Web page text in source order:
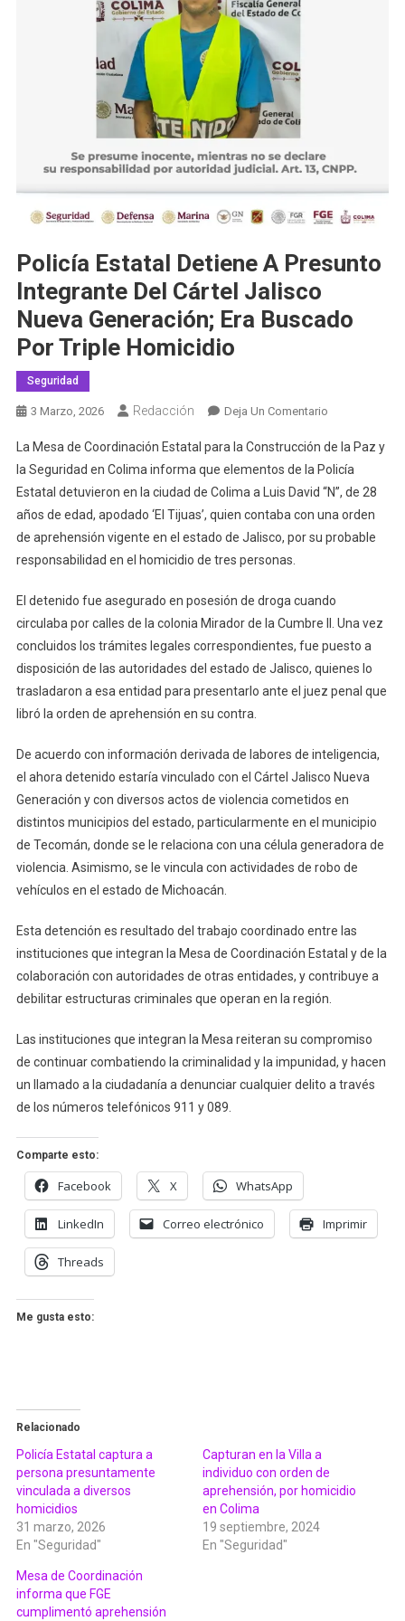
Policía Estatal Detiene A Presunto
Integrante Del Cártel Jalisco
Nueva Generación; Era Buscado
Por Triple Homicidio
Seguridad
3 Marzo, 2026 Redacción Deja Un ComentarioEn
Estatal
Detiene
A
Presunto
Integrante
Jalisco
Nueva
Generación;
Por
La Mesa de Coordinación Estatal para la Construcción de la Paz y
la Seguridad en Colima informa que elementos de la Policía
Estatal detuvieron en la ciudad de Colima a Luis David “N”, de 28
años de edad, apodado ‘El Tijuas’, quien contaba con una orden
de aprehensión vigente en el estado de Jalisco, por su probable
responsabilidad en el homicidio de tres personas.
El detenido fue asegurado en posesión de droga cuando
circulaba por calles de la colonia Mirador de la Cumbre II. Una vez
concluidos los trámites legales correspondientes, fue puesto a
disposición de las autoridades del estado de Jalisco, quienes lo
trasladaron a esa entidad para presentarlo ante el juez penal que
libró la orden de aprehensión en su contra.
De acuerdo con información derivada de labores de inteligencia,
el ahora detenido estaría vinculado con el Cártel Jalisco Nueva
Generación y con diversos actos de violencia cometidos en
distintos municipios del estado, particularmente en el municipio
de Tecomán, donde se le relaciona con una célula generadora de
violencia. Asimismo, se le vincula con actividades de robo de
vehículos en el estado de Michoacán.
Esta detención es resultado del trabajo coordinado entre las
instituciones que integran la Mesa de Coordinación Estatal y de la
colaboración con autoridades de otras entidades, y contribuye a
debilitar estructuras criminales que operan en la región.
Las instituciones que integran la Mesa reiteran su compromiso
de continuar combatiendo la criminalidad y la impunidad, y hacen
un llamado a la ciudadanía a denunciar cualquier delito a través
de los números telefónicos 911 y 089.
Comparte esto:
Facebook X WhatsApp
LinkedIn Correo electrónico Imprimir
Threads
Me gusta esto:
Relacionado
Policía Estatal captura a
persona presuntamente
vinculada a diversos
homicidios
31 marzo, 2026
En "Seguridad"
Capturan en la Villa a
individuo con orden de
aprehensión, por homicidio
en Colima
19 septiembre, 2024
En "Seguridad"
Mesa de Coordinación
informa que FGE
cumplimentó aprehensión